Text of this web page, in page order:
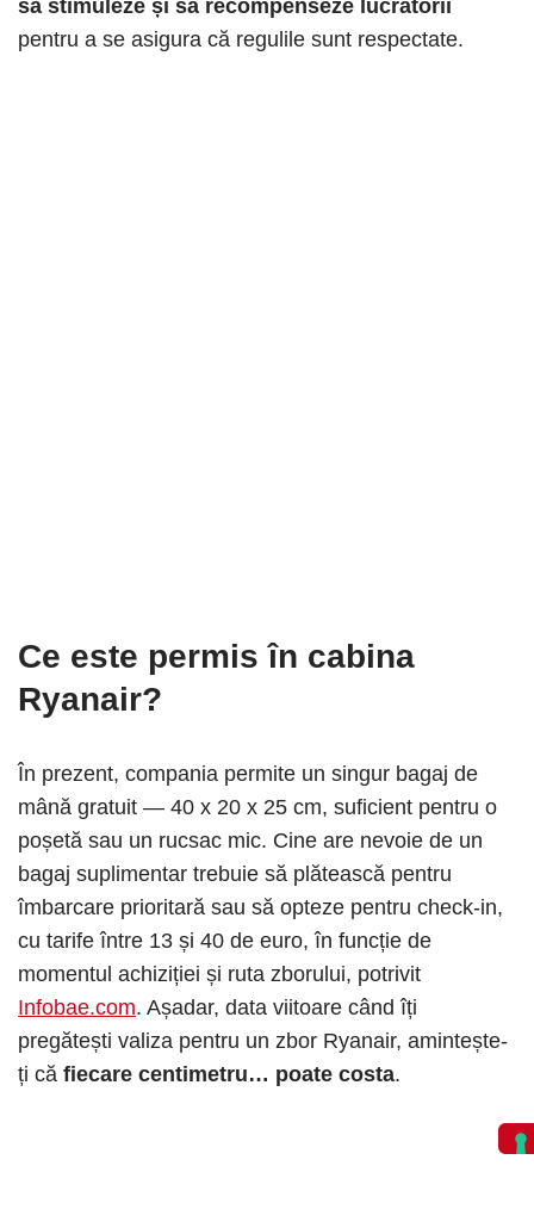
să stimuleze și să recompenseze lucrătorii
pentru a se asigura că regulile sunt respectate.
Ce este permis în cabina
Ryanair?
În prezent, compania permite un singur bagaj de
mână gratuit — 40 x 20 x 25 cm, suficient pentru o
poșetă sau un rucsac mic. Cine are nevoie de un
bagaj suplimentar trebuie să plătească pentru
îmbarcare prioritară sau să opteze pentru check-in,
cu tarife între 13 și 40 de euro, în funcție de
momentul achiziției și ruta zborului, potrivit
Infobae.com. Așadar, data viitoare când îți
pregătești valiza pentru un zbor Ryanair, amintește-
ți că fiecare centimetru… poate costa.